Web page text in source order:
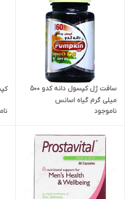
سافت ژل کپسول دانه کدو 500
میلی گرم گیاه اسانس
ناموجود